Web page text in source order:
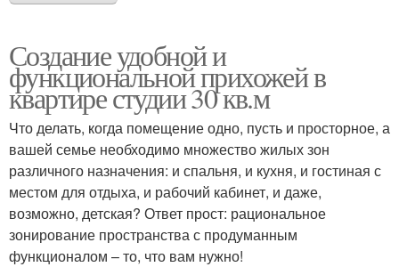
Создание удобной и
функциональной прихожей в
квартире студии 30 кв.м
Что делать, когда помещение одно, пусть и просторное, а
вашей семье необходимо множество жилых зон
различного назначения: и спальня, и кухня, и гостиная с
местом для отдыха, и рабочий кабинет, и даже,
возможно, детская? Ответ прост: рациональное
зонирование пространства с продуманным
функционалом – то, что вам нужно!